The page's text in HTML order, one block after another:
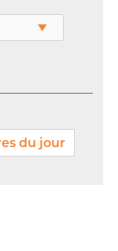
du jour